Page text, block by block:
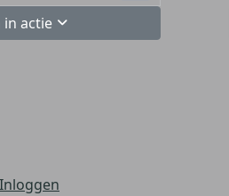
in actie
Inloggen